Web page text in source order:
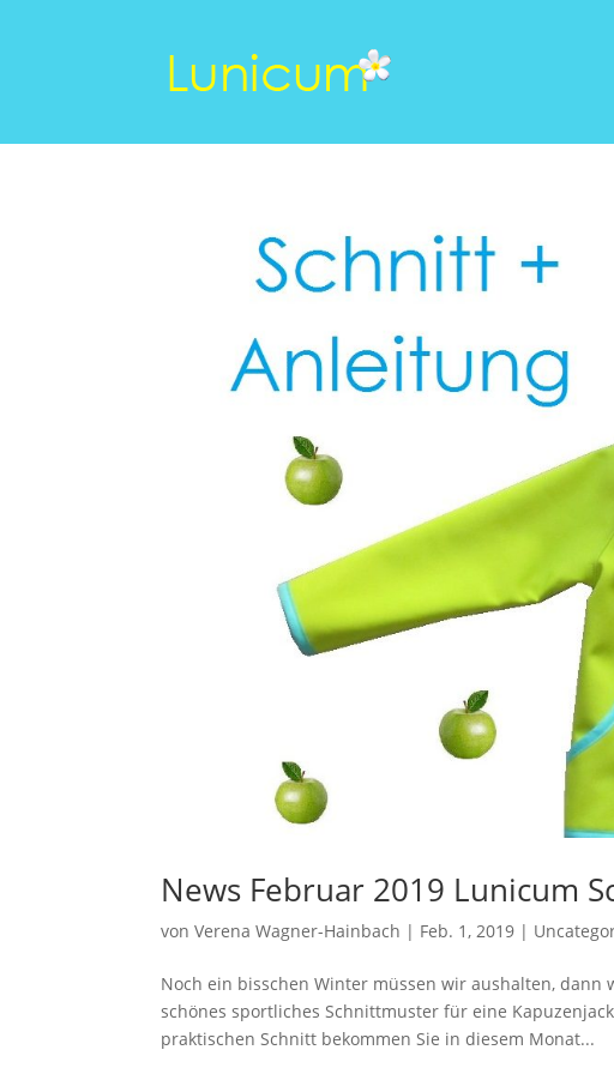
News Februar 2019 Lunicum
vonVerena Wagner-Hainbach | Feb. 1, 2019 |
Noch ein bisschen Winter müssen wir aushalten,
schönes sportliches Schnittmuster für eine
praktischen Schnitt bekommen Sie in diesem Monat...